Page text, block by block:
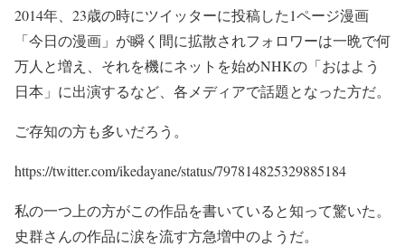
2014年、23歳の時にツイッターに投稿した1ページ漫画
「今日の漫画」が瞬く間に拡散されフォロワーは一晩で何
万人と増え、それを機にネットを始めNHKの「おはよう
日本」に出演するなど、各メディアで話題となった方だ。
ご存知の方も多いだろう。
https://twitter.com/ikedayane/status/797814825329885184
私の一つ上の方がこの作品を書いていると知って驚いた。
史群さんの作品に涙を流す方急増中のようだ。